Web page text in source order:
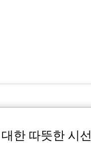
한 따뜻한 시선